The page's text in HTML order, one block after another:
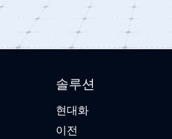
솔루션
현대화
이전